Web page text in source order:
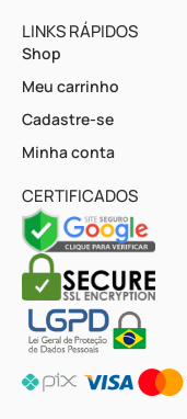
LINKS RÁPIDOS
Shop
Meu carrinho
Cadastre-se
Minha conta
CERTIFICADOS